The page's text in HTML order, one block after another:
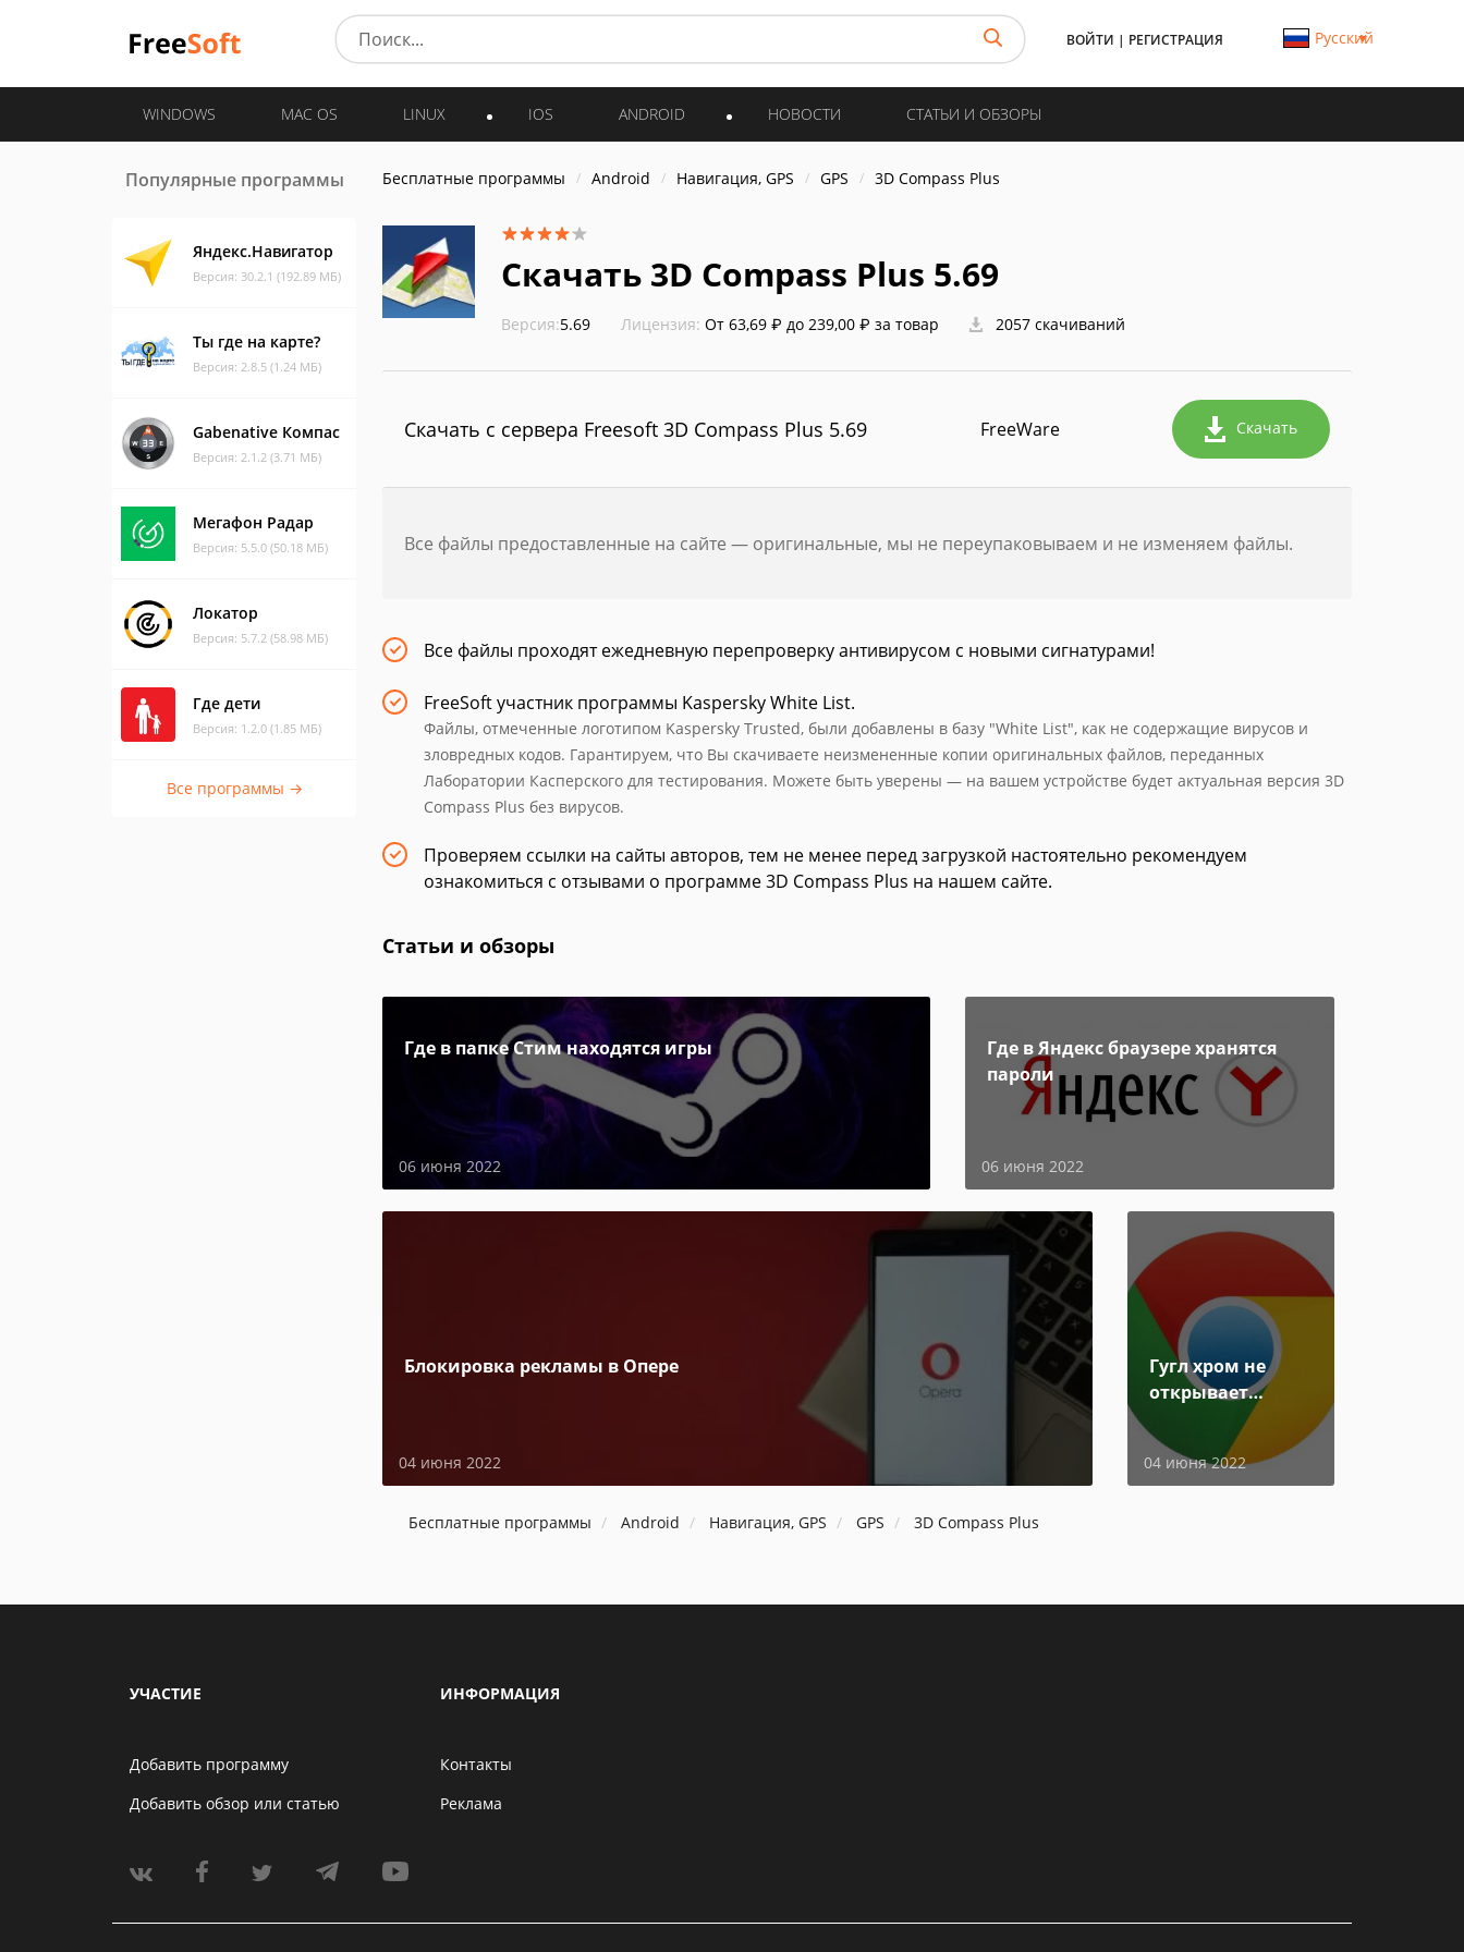
ВОЙТИ | РЕГИСТРАЦИЯ Русский
WINDOWS MAC OS LINUX IOS ANDROID НОВОСТИ СТАТЬИ И ОБЗОРЫ
Популярные программы
Яндекс.Навигатор
Версия: 30.2.1 (192.89 МБ)
Ты где на карте?
Версия: 2.8.5 (1.24 МБ)
Gabenative Компас
Версия: 2.1.2 (3.71 МБ)
Мегафон Радар
Версия: 5.5.0 (50.18 МБ)
Локатор
Версия: 5.7.2 (58.98 МБ)
Где дети
Версия: 1.2.0 (1.85 МБ)
Все программы →
Бесплатные программы Android Навигация, GPS GPS 3D Compass Plus
Скачать 3D Compass Plus 5.69
Версия:5.69 Лицензия: От 63,69 ₽ до 239,00 ₽ за товар 2057 скачиваний
Скачать с сервера Freesoft 3D Compass Plus 5.69 FreeWare Скачать
Все файлы предоставленные на сайте — оригинальные, мы не переупаковываем и не изменяем файлы.
Все файлы проходят ежедневную перепроверку антивирусом с новыми сигнатурами!
FreeSoft участник программы Kaspersky White List.
Файлы, отмеченные логотипом Kaspersky Trusted, были добавлены в базу "White List", как не содержащие вирусов и
зловредных кодов. Гарантируем, что Вы скачиваете неизмененные копии оригинальных файлов, переданных
Лаборатории Касперского для тестирования. Можете быть уверены — на вашем устройстве будет актуальная версия 3D
Compass Plus без вирусов.
Проверяем ссылки на сайты авторов, тем не менее перед загрузкой настоятельно рекомендуем
ознакомиться с отзывами о программе 3D Compass Plus на нашем сайте.
Статьи и обзоры
Где в папке Стим находятся игры
06 июня 2022
Где в Яндекс браузере хранятся
пароли
06 июня 2022
Блокировка рекламы в Опере
04 июня 2022
Гугл хром не
открывает
04 июня 2022
Бесплатные программы Android Навигация, GPS GPS 3D Compass Plus
УЧАСТИЕ
Добавить программу
Добавить обзор или статью
ИНФОРМАЦИЯ
Контакты
Реклама